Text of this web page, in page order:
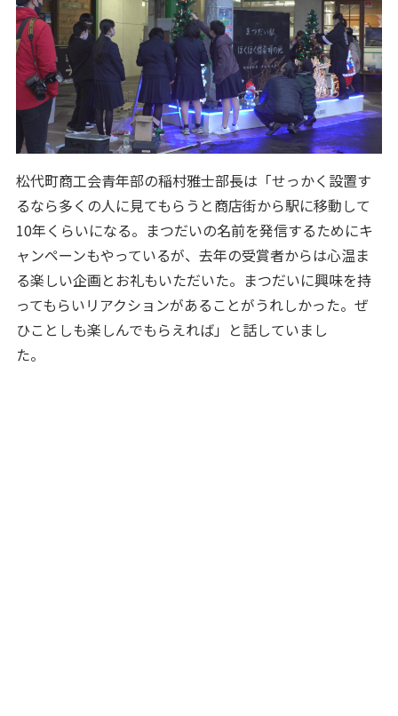
松代町商工会青年部の稲村雅士部長は「せっかく設置す
るなら多くの人に見てもらうと商店街から駅に移動して
10年くらいになる。まつだいの名前を発信するためにキ
ャンペーンもやっているが、去年の受賞者からは心温ま
る楽しい企画とお礼もいただいた。まつだいに興味を持
ってもらいリアクションがあることがうれしかった。ぜ
ひことしも楽しんでもらえれば」と話していまし
た。